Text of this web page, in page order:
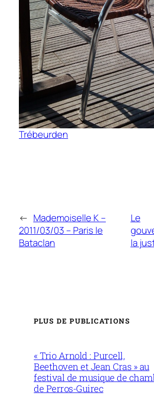
Trébeurden
← Mademoiselle K –
2011/03/03 – Paris le
Bataclan
Le
la
PLUS DE PUBLICATIONS
« Trio Arnold : Purcell,
Beethoven et Jean Cras » au
festival de musique de
de Perros-Guirec